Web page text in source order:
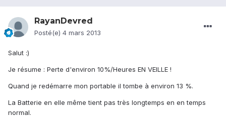
RayanDevred
Posté(e) 4 mars 2013
Salut :)
Je résume : Perte d'environ 10%/Heures EN VEILLE !
Quand je redémarre mon portable il tombe à environ 13 %.
La Batterie en elle même tient pas très longtemps en en temps
normal.